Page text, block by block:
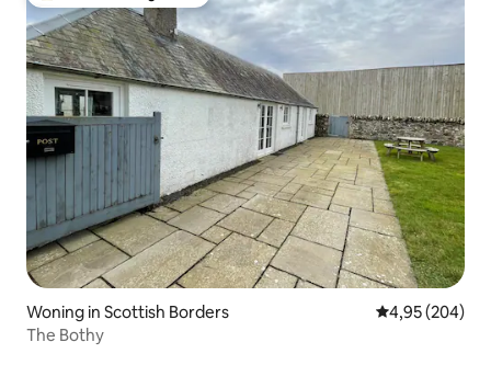
Woning in Scottish Borders Gemiddelde
4,95 (204)
The Bothy